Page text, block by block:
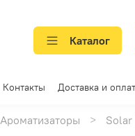
Каталог
Контакты Доставка и
Ароматизаторы Solar